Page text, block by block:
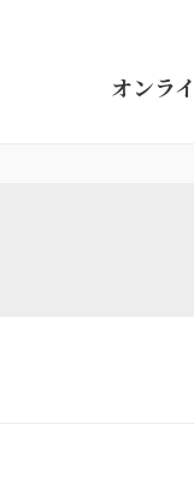
オンラ